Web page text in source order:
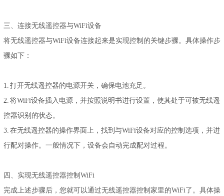
三、连接无线遥控器与WiFi设备
将无线遥控器与WiFi设备连接起来是实现控制的关键步骤。具体操作步
骤如下：
1. 打开无线遥控器的电源开关，确保电池充足。
2. 将WiFi设备插入电源，并按照说明书进行设置，使其处于可被无线遥
控器识别的状态。
3. 在无线遥控器的操作界面上，找到与WiFi设备对应的控制选项，并进
行配对操作。一般情况下，设备会自动完成配对过程。
四、实现无线遥控器控制WiFi
完成上述步骤后，您就可以通过无线遥控器控制家里的WiFi了。具体操